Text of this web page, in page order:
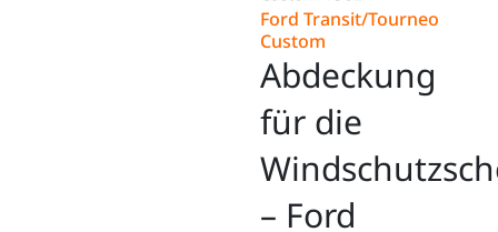
Ford Transit/Tourneo
Custom
Abdeckung
für die
– Ford